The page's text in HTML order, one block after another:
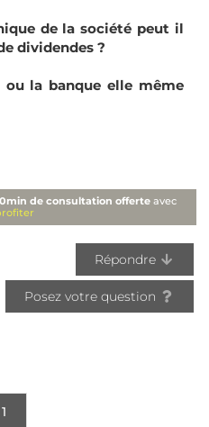
de la société peut il
dividendes ?
la banque elle même
de consultation offerte avec
Répondre
Posez votre question
1